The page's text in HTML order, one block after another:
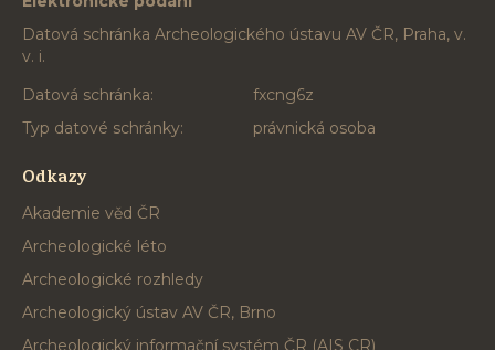
Datová schránka Archeologického ústavu AV ČR, Praha, v.
v. i.
Datová schránka:
fxcng6z
Typ datové schránky:
právnická osoba
Odkazy
Akademie věd ČR
Archeologické léto
Archeologické rozhledy
Archeologický ústav AV ČR, Brno
Archeologický informační systém ČR (AIS CR)